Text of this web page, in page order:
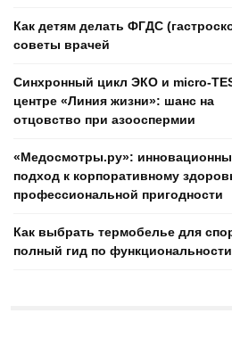
Как детям делать ФГДС
советы врачей
Синхронный цикл ЭКО и micro-
центре «Линия жизни»: шанс на
отцовство при азооспермии
«Медосмотры.ру»:
подход к корпоративному
профессиональной пригодности
Как выбрать термобелье для
полный гид по функциональности